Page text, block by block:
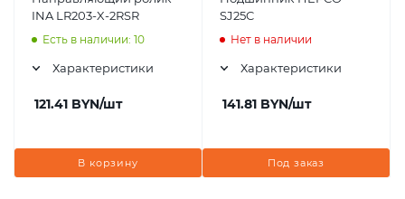
INA LR203-X-2RSR
Есть в наличии: 10
Характеристики
121.41 BYN/шт
В корзину
SJ25C
Нет в наличии
Характеристики
141.81 BYN/шт
Под заказ